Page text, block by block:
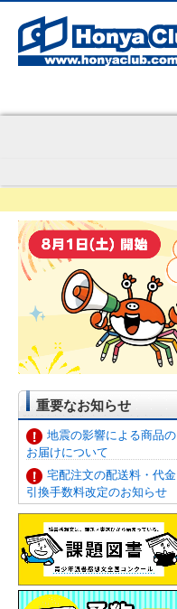
重要なお知らせ
地震の影響による商品の
お届けについて
宅配注文の配送料・代金
引換手数料改定のお知らせ